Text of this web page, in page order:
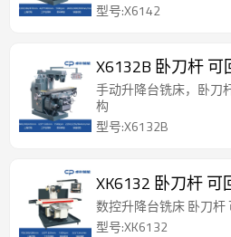
型号:X6142
X6132B 卧刀
手动升降台铣床，卧刀
构
型号:X6132B
XK6132 卧刀杆 可
数控升降台铣床 卧刀杆
型号:XK6132